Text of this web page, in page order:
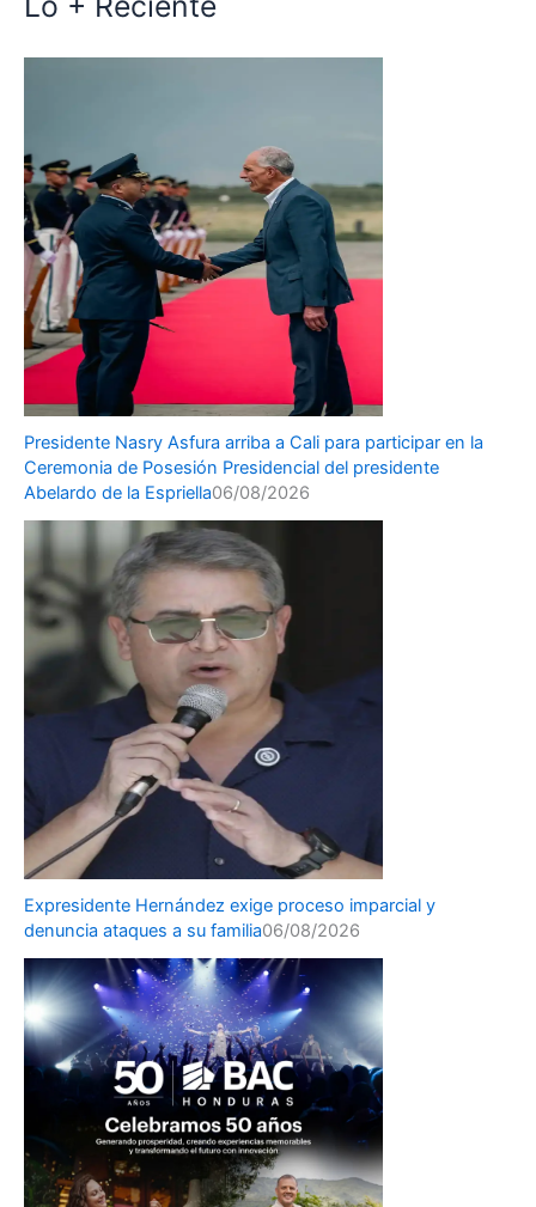
Presidente Nasry Asfura arriba a Cali para participar en la
Ceremonia de Posesión Presidencial del presidente
Abelardo de la Espriella06/08/2026
Expresidente Hernández exige proceso imparcial y
denuncia ataques a su familia06/08/2026